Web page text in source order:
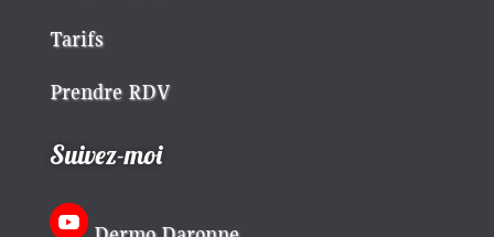
Tarifs
Prendre RDV
Suivez-moi